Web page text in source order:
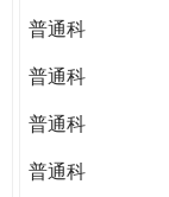
普通科
普通科
普通科
普通科